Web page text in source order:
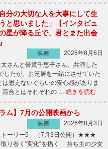
分の大切な人を大事にして生
と思いました」【インタビュ
星が降る丘で、君とまた出会
映画
2026年8月6日
太さんと倍賞千恵子さん。共演した
たが、お芝居を一緒にさせていた
思えないぐらいの安心感がありま
百合とはそれぞれの … 続きを読む
ラム】7月の公開映画から
映画
2026年8月3日
トーリー5」（7月3日公開）★★★
取り巻く“変化”を描く 持ち主の少女